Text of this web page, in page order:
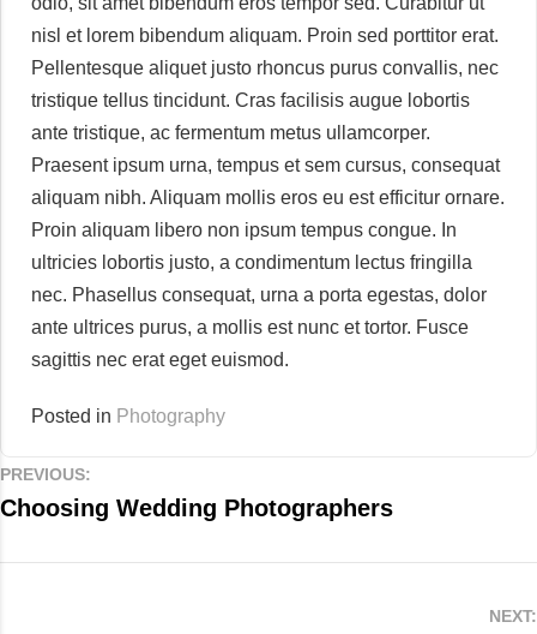
nisl et lorem bibendum aliquam. Proin sed porttitor erat.
Pellentesque aliquet justo rhoncus purus convallis, nec
tristique tellus tincidunt. Cras facilisis augue lobortis
ante tristique, ac fermentum metus ullamcorper.
Praesent ipsum urna, tempus et sem cursus, consequat
aliquam nibh. Aliquam mollis eros eu est efficitur ornare.
Proin aliquam libero non ipsum tempus congue. In
ultricies lobortis justo, a condimentum lectus fringilla
nec. Phasellus consequat, urna a porta egestas, dolor
ante ultrices purus, a mollis est nunc et tortor. Fusce
sagittis nec erat eget euismod.
Posted in Photography
PREVIOUS:
Choosing Wedding Photographers
NEXT: